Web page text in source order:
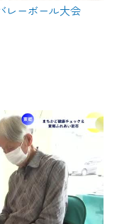
レーボール大会
は、MyIDが必
を含むCCNetの
めのIDです。
メールアドレ
MyIDの新規登
方は引き続き